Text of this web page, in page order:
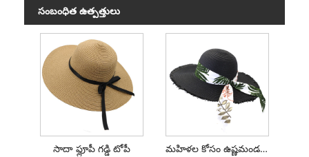
సంబంధిత ఉత్పత్తులు
సాదా ఫ్లూపీ గడ్డి టోపీ మహిళల కోసం ఉష్ణమండల రిబ్బన్ ఫ్లాపీ టోపీ